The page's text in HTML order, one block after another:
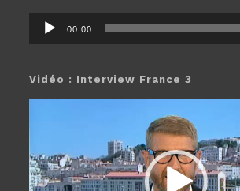
Lecteur
audio
00:00
Vidéo : Interview France 3